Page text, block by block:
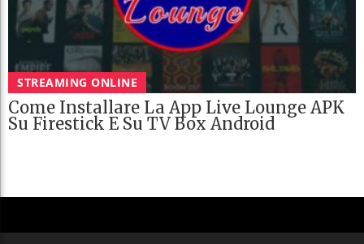
STREAMING ONLINE
Come Installare La App Live Lounge APK
Su Firestick E Su TV Box Android